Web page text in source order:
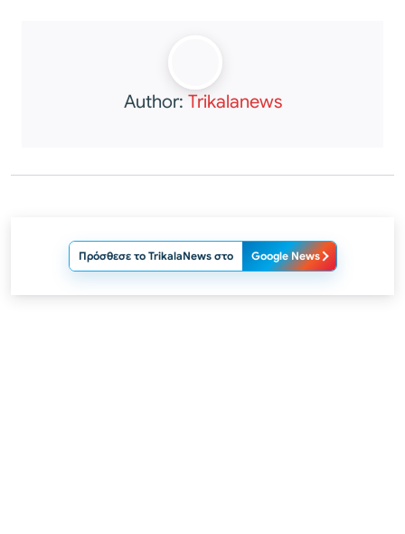
Author: Trikalanews
Πρόσθεσε το TrikalaNews στο Google News